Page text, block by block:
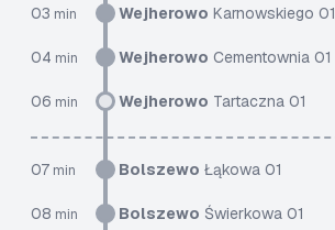
03 min Wejherowo Karnowskiego 01
04 min Wejherowo Cementownia 01
06 min Wejherowo Tartaczna 01
07 min Bolszewo Łąkowa 01
08 min Bolszewo Świerkowa 01